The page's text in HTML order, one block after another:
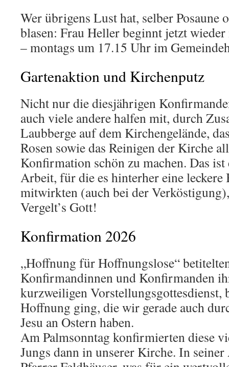
Wer übrigens Lust hat, selber Posaune
blasen: Frau Heller beginnt jetzt
– montags um 17.15 Uhr im
Gartenaktion und Kirchenputz
Nicht nur die diesjährigen
auch viele andere halfen mit, durch
Laubberge auf dem Kirchengelände,
Rosen sowie das Reinigen der Kirche
Konfirmation schön zu machen. Das
Arbeit, für die es hinterher eine
mitwirkten (auch bei der
Vergelt’s Gott!
Konfirmation 2026
„Hoffnung für Hoffnungslose“
Konfirmandinnen und Konfirmanden
kurzweiligen Vorstellungsgottesdienst,
Hoffnung ging, die wir gerade auch
Jesu an Ostern haben.
Am Palmsonntag konfirmierten diese
Jungs dann in unserer Kirche. In